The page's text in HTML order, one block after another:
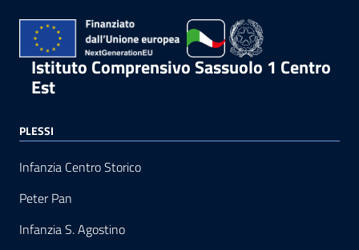
Istituto Comprensivo Sassuolo 1 Centro
Est
PLESSI
Infanzia Centro Storico
Peter Pan
Infanzia S. Agostino